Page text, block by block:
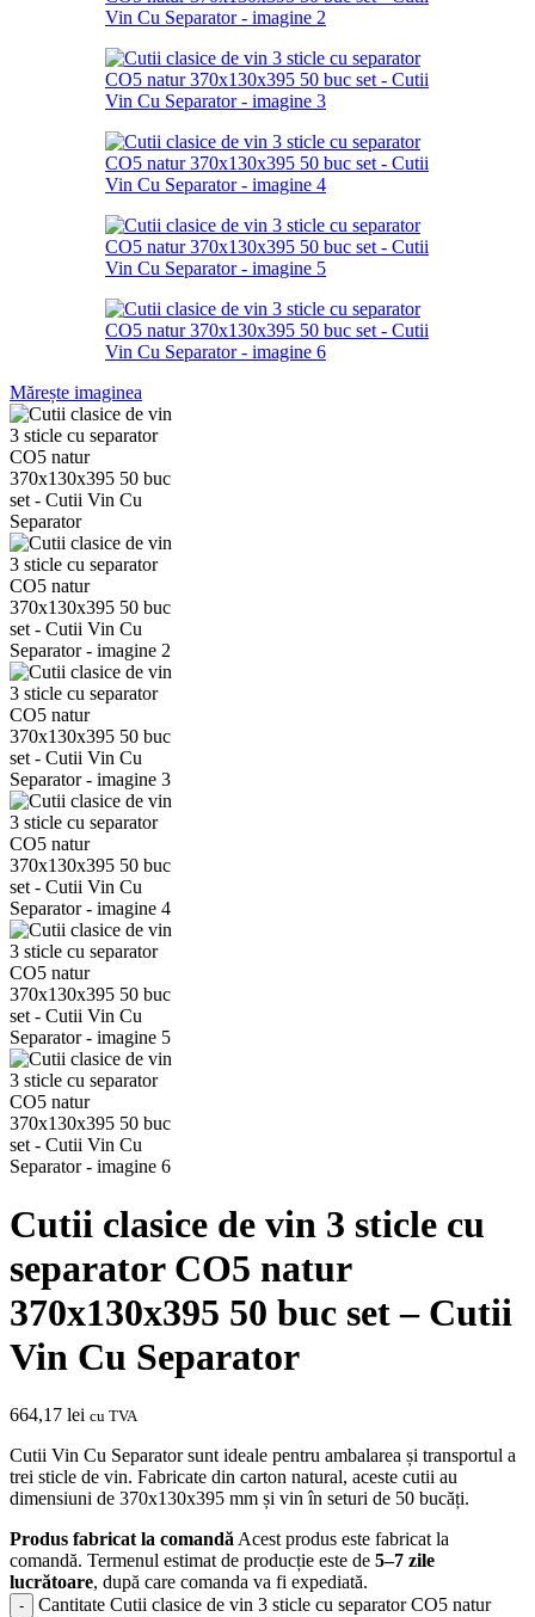
Mărește imaginea
Cutii clasice de vin 3 sticle cu
separator CO5 natur
370x130x395 50 buc set – Cutii
Vin Cu Separator
664,17 lei cu TVA
Cutii Vin Cu Separator sunt ideale pentru ambalarea și transportul a
trei sticle de vin. Fabricate din carton natural, aceste cutii au
dimensiuni de 370x130x395 mm și vin în seturi de 50 bucăți.
Produs fabricat la comandăAcest produs este fabricat la
comandă. Termenul estimat de producție este de 5–7 zile
lucrătoare, după care comanda va fi expediată.
Cantitate Cutii clasice de vin 3 sticle cu separator CO5 natur